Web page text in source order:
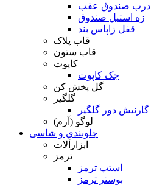
درب صندوق عقب
زه استیل صندوق
قفل زاپاس بند
قاب پلاک
قاب ستون
کاپوت
جک کاپوت
گل پخش کن
گلگیر
گارنیش دور گلگیر
لوگو (آرم)
جلوبندی و شاسی
ابزارآلات
ترمز
استپ ترمز
بوستر ترمز